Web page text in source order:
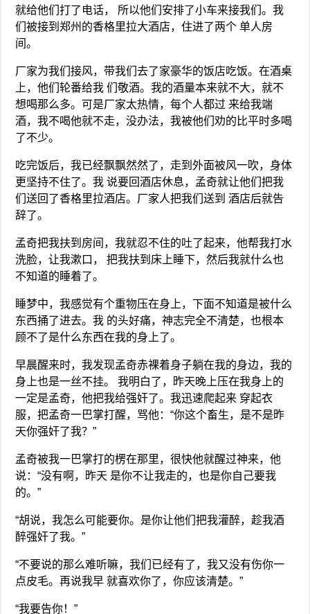
就给他们打了电话， 所以他们安排了小车来接我们。我
们被接到郑州的香格里拉大酒店，住进了两个 单人房
间。
厂家为我们接风，带我们去了家豪华的饭店吃饭。在酒桌
上，他们轮番给我 们敬酒。我的酒量本来就不大，就不
想喝那么多。可是厂家太热情，每个人都过 来给我端
酒，我不喝他就不走，没办法，我被他们劝的比平时多喝
了不少。
吃完饭后，我已经飘飘然然了，走到外面被风一吹，身体
更坚持不住了。我 说要回酒店休息，孟奇就让他们把我
们送回了香格里拉酒店。厂家人把我们送到 酒店后就告
辞了。
孟奇把我扶到房间，我就忍不住的吐了起来，他帮我打水
洗脸，让我漱口， 把我扶到床上睡下，然后我就什么也
不知道的睡着了。
睡梦中，我感觉有个重物压在身上，下面不知道是被什么
东西捅了进去。我 的头好痛，神志完全不清楚，也根本
顾不了是什么东西在我的身上了。
早晨醒来时，我发现孟奇赤裸着身子躺在我的身边，我的
身上也是一丝不挂。 我明白了，昨天晚上压在我身上的
一定是孟奇，他把我给强奸了。我迅速爬起来 穿起衣
服，把孟奇一巴掌打醒，骂他：“你这个畜生，是不是昨
天你强奸了我？”
孟奇被我一巴掌打的楞在那里，很快他就醒过神来，他
说：“没有啊，昨天 是你不让我走的，也是你自己要我
的。”
“胡说，我怎么可能要你。是你让他们把我灌醉，趁我酒
醉强奸了我。”
“不要说的那么难听嘛，我们已经有了，我又没有伤你一
点皮毛。再说我早 就喜欢你了，你应该清楚。”
“我要告你！”